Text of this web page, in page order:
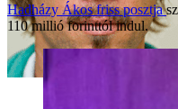
Hadházy Ákos friss posztja
110 millió forinttól indul.